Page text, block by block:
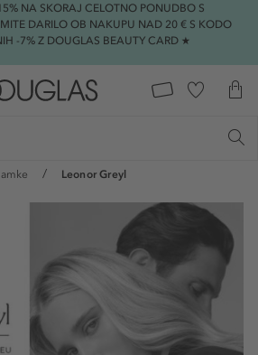
NA SKORAJ CELOTNO PONUDBO S
DARILO OB NAKUPU NAD 20 € S KODO
-7% Z DOUGLAS BEAUTY CARD ★
Leonor Greyl